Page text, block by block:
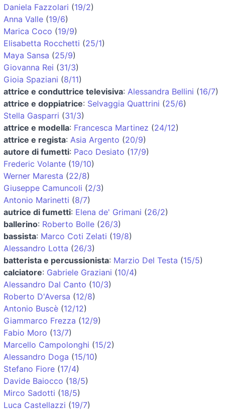
Daniela Fazzolari (19/2)
Anna Valle (19/6)
Marica Coco (19/9)
Elisabetta Rocchetti (25/1)
Maya Sansa (25/9)
Giovanna Rei (31/3)
Gioia Spaziani (8/11)
attrice e conduttrice televisiva: Alessandra Bellini (16/7)
attrice e doppiatrice: Selvaggia Quattrini (25/6)
Stella Gasparri (31/3)
attrice e modella: Francesca Martinez (24/12)
attrice e regista: Asia Argento (20/9)
autore di fumetti: Paco Desiato (17/9)
Frederic Volante (19/10)
Werner Maresta (22/8)
Giuseppe Camuncoli (2/3)
Antonio Marinetti (8/7)
autrice di fumetti: Elena de' Grimani (26/2)
ballerino: Roberto Bolle (26/3)
bassista: Marco Coti Zelati (19/8)
Alessandro Lotta (26/3)
batterista e percussionista: Marzio Del Testa (15/5)
calciatore: Gabriele Graziani (10/4)
Alessandro Dal Canto (10/3)
Roberto D'Aversa (12/8)
Antonio Buscè (12/12)
Giammarco Frezza (12/9)
Fabio Moro (13/7)
Marcello Campolonghi (15/2)
Alessandro Doga (15/10)
Stefano Fiore (17/4)
Davide Baiocco (18/5)
Mirco Sadotti (18/5)
Luca Castellazzi (19/7)